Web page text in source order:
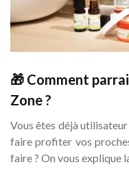
🎁 Comment
Zone ?
Vous êtes déjà
faire profiter vos
faire ? On vous explique